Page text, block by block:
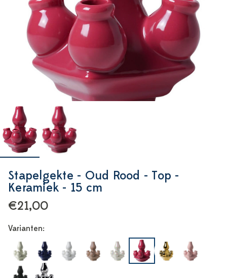
Stapelgekte - Oud Rood - Top -
Keramiek - 15 cm
€21,00
Varianten: